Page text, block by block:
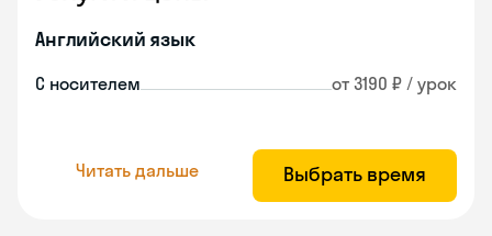
Английский язык
С носителем от 3190 ₽ / урок
Читать дальше Выбрать время